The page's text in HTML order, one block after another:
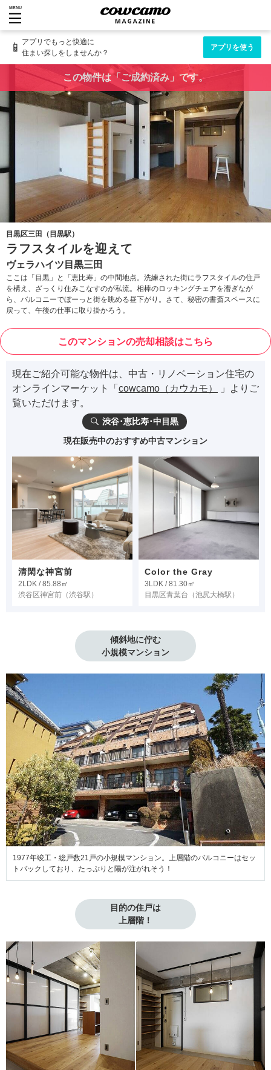
MENU
📱 アプリでもっと快適に
住まい探しをしませんか？
アプリを使う
この物件は「ご成約済み」です。
目黒区三田（目黒駅）
ラフスタイルを迎えて
ヴェラハイツ目黒三田
ここは「目黒」と「恵比寿」の中間地点。洗練された街にラフスタイルの住戸
を構え、ざっくり住みこなすのが私流。相棒のロッキングチェアを漕ぎなが
ら、バルコニーでぼーっと街を眺める昼下がり。さて、秘密の書斎スペースに
戻って、午後の仕事に取り掛かろう。
このマンションの売却相談はこちら
現在ご紹介可能な物件は、中古・リノベーション住宅の
オンラインマーケット「 cowcamo（カウカモ）
」よりご
覧いただけます。
渋谷･恵比寿･中目黒
現在販売中のおすすめ中古マンション
清閑な神宮前
2LDK / 85.88㎡
渋谷区神宮前 （渋谷駅）
Color the Gray
3LDK / 81.30㎡
目黒区青葉台 （池尻大橋駅）
傾斜地に佇む
小規模マンション
1977年竣工・総戸数21戸の小規模マンション。上層階のバルコニーはセッ
トバックしており、たっぷりと陽が注がれそう！
目的の住戸は
上層階！